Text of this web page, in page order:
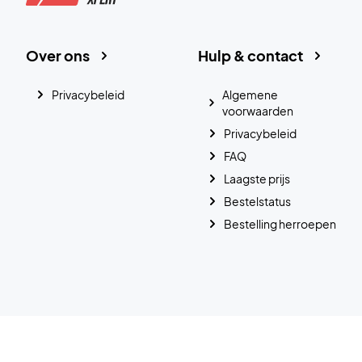
Hulp & contact
Algemene
voorwaarden
Privacybeleid
FAQ
Laagste prijs
Bestelstatus
Bestelling herroepen
Over ons
Privacybeleid